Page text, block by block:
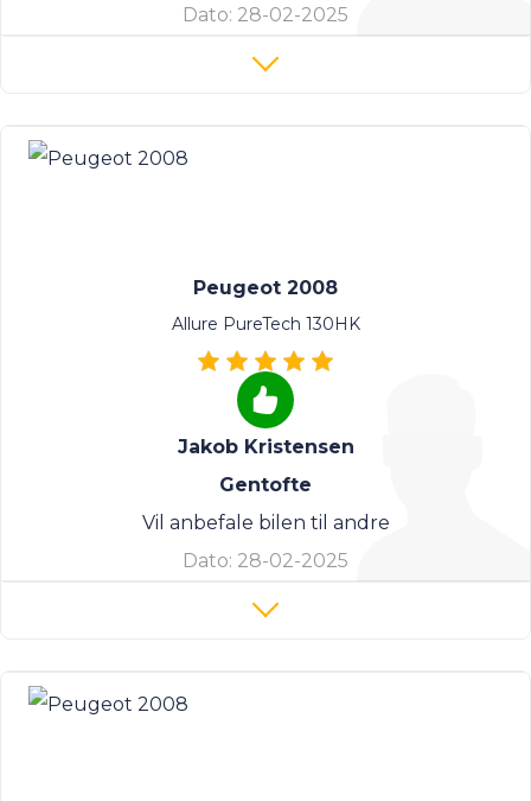
Dato: 28-02-2025
Peugeot 2008
Allure PureTech 130HK
Jakob Kristensen
Gentofte
Vil anbefale bilen til andre
Dato: 28-02-2025